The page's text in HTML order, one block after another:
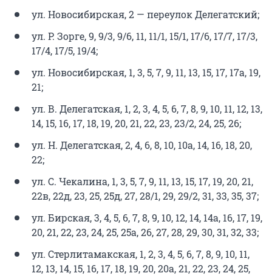
ул. Новосибирская, 2 — переулок Делегатский;
ул. Р. Зорге, 9, 9/3, 9/6, 11, 11/1, 15/1, 17/6, 17/7, 17/3,
17/4, 17/5, 19/4;
ул. Новосибирская, 1, 3, 5, 7, 9, 11, 13, 15, 17, 17а, 19,
21;
ул. В. Делегатская, 1, 2, 3, 4, 5, 6, 7, 8, 9, 10, 11, 12, 13,
14, 15, 16, 17, 18, 19, 20, 21, 22, 23, 23/2, 24, 25, 26;
ул. Н. Делегатская, 2, 4, 6, 8, 10, 10а, 14, 16, 18, 20,
22;
ул. С. Чекалина, 1, 3, 5, 7, 9, 11, 13, 15, 17, 19, 20, 21,
22в, 22д, 23, 25, 25д, 27, 28/1, 29, 29/2, 31, 33, 35, 37;
ул. Бирская, 3, 4, 5, 6, 7, 8, 9, 10, 12, 14, 14а, 16, 17, 19,
20, 21, 22, 23, 24, 25, 25а, 26, 27, 28, 29, 30, 31, 32, 33;
ул. Стерлитамакская, 1, 2, 3, 4, 5, 6, 7, 8, 9, 10, 11,
12, 13, 14, 15, 16, 17, 18, 19, 20, 20а, 21, 22, 23, 24, 25,